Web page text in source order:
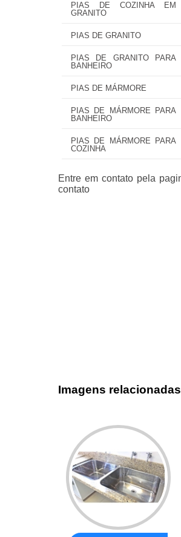
PIAS DE COZINHA EM
GRANITO
PIAS DE GRANITO
PIAS DE GRANITO PARA
BANHEIRO
PIAS DE MÁRMORE
PIAS DE MÁRMORE PARA
BANHEIRO
PIAS DE MÁRMORE PARA
COZINHA
Imagens relacionadas